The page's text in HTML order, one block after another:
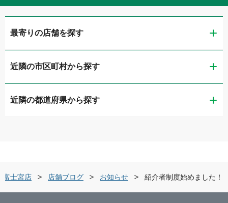
最寄りの店舗を探す
ガリバー静岡流通通り店
LIBERALA リベラーラ静岡
ガリバー住吉バイパス店
近隣の市区町村から探す
静岡市葵区
近隣の都道府県から探す
富士宮店 店舗ブログ お知らせ 紹介者制度始めました！